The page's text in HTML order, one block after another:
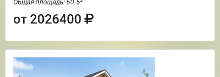
Общая площадь: 60.5
от 2026400